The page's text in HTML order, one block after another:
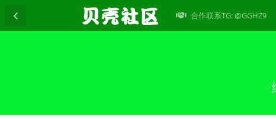
合作联系TG: @GGHZ9